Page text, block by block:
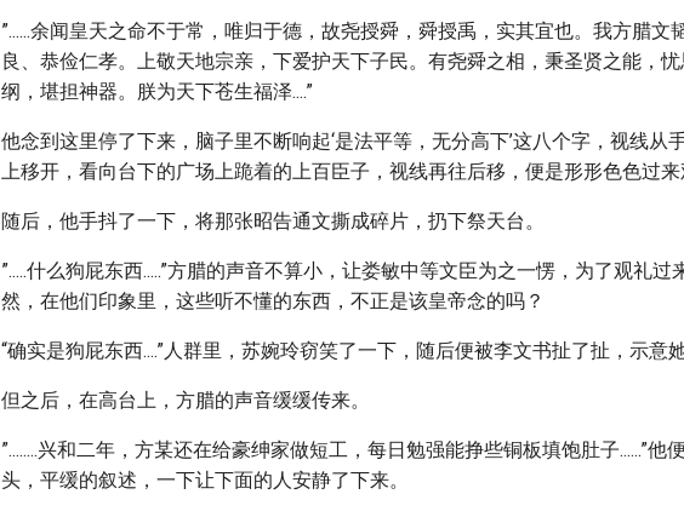
”......余闻皇天之命不于常，唯归于德，故尧授舜，舜授禹，实其宜也。我方腊文
良、恭俭仁孝。上敬天地宗亲，下爱护天下子民。有尧舜之相，秉圣贤之能，
纲，堪担神器。朕为天下苍生福泽....”
他念到这里停了下来，脑子里不断响起‘是法平等，无分高下’这八个字，视线从
上移开，看向台下的广场上跪着的上百臣子，视线再往后移，便是形形色色过来
随后，他手抖了一下，将那张昭告通文撕成碎片，扔下祭天台。
”.....什么狗屁东西.....”方腊的声音不算小，让娄敏中等文臣为之一愣，为了观礼过
然，在他们印象里，这些听不懂的东西，不正是该皇帝念的吗？
“确实是狗屁东西....”人群里，苏婉玲窃笑了一下，随后便被李文书扯了扯，示意
但之后，在高台上，方腊的声音缓缓传来。
”........兴和二年，方某还在给豪绅家做短工，每日勉强能挣些铜板填饱肚子......”他
头，平缓的叙述，一下让下面的人安静了下来。